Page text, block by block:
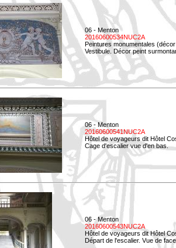
06 - Menton
20160600534NUC2A
Peintures monumentales
Vestibule. Décor peint
06 - Menton
20160600541NUC2A
Hôtel de voyageurs dit Hôtel
Cage d'escalier vue d'en bas.
06 - Menton
20160600543NUC2A
Hôtel de voyageurs dit Hôtel
Départ de l'escalier. Vue de